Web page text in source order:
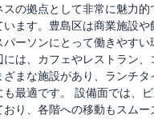
スの拠点として非常に魅力的
います。豊島区は商業施設や
パーソンにとって働きやすい
は、カフェやレストラン、
ざまな施設があり、ランチ
も最適です。 設備面では、
おり、各階への移動もスムー